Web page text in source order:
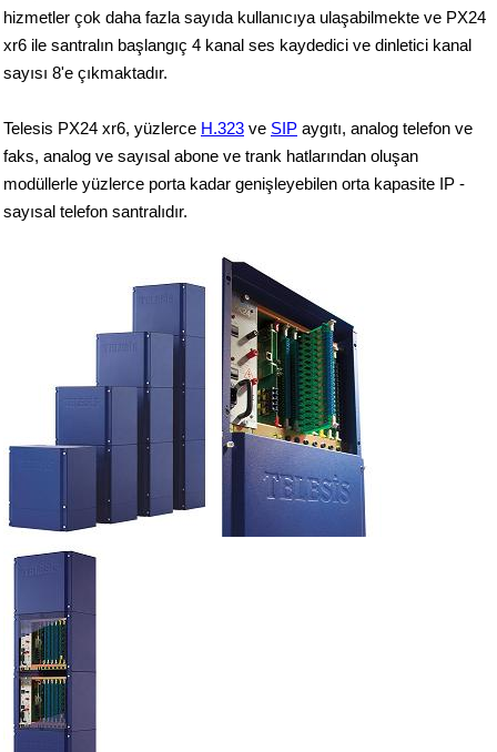
hizmetler çok daha fazla sayıda kullanıcıya ulaşabilmekte ve PX24
xr6 ile santralın başlangıç 4 kanal ses kaydedici ve dinletici kanal
sayısı 8'e çıkmaktadır.
Telesis PX24 xr6, yüzlerce H.323 ve SIP aygıtı, analog telefon ve
faks, analog ve sayısal abone ve trank hatlarından oluşan
modüllerle yüzlerce porta kadar genişleyebilen orta kapasite IP -
sayısal telefon santralıdır.